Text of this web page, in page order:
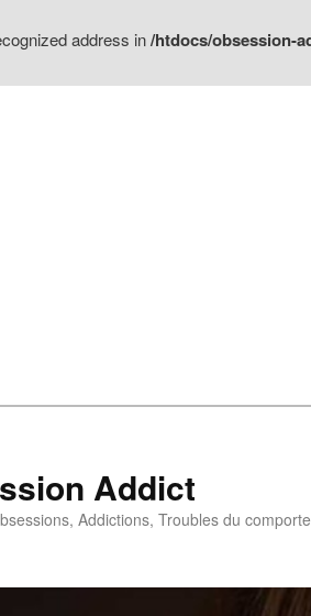
address in/htdocs/obsession-
Addict
Addictions, Troubles du